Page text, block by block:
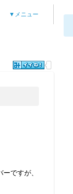
▼メニュー
ですが、